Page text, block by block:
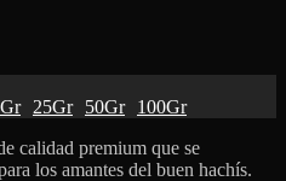
25Gr 50Gr
100Gr
calidad premium que se
los amantes del buen hachís.